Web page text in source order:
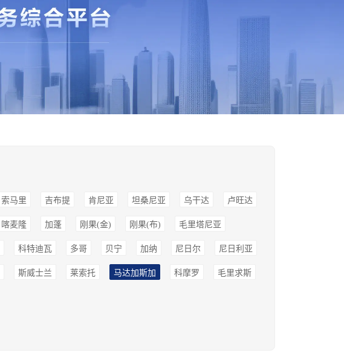
索马里 吉布提 肯尼亚 坦桑尼亚 乌干达 卢旺达
喀麦隆 加蓬 刚果(金) 刚果(布) 毛里塔尼亚
科特迪瓦 多哥 贝宁 加纳 尼日尔 尼日利亚
斯威士兰 莱索托 马达加斯加 科摩罗 毛里求斯